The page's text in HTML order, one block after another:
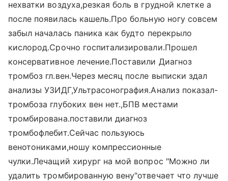
нехватки воздуха,резкая боль в грудной клетке а
после появилась кашель.Про больную ногу совсем
забыл началась паника как будто перекрыло
кислород.Срочно госпитализировали.Прошел
консервативное лечение.Поставили Диагноз
тромбоз гл.вен.Через месяц после выписки здал
анализы УЗИДГ,Ультрасонография.Анализ показал-
тромбоза глубоких вен нет.,БПВ местами
тромбирована.поставили диагноз
тромбофлебит.Сейчас пользуюсь
венотониками,ношу компрессионные
чулки.Лечащий хирург на мой вопрос "Можно ли
удалить тромбированную вену"отвечает что лучше